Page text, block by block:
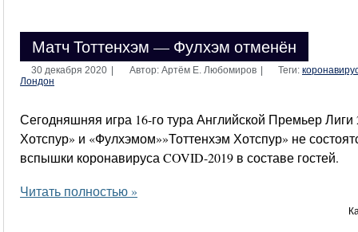
Матч Тоттенхэм — Фулхэм отменён
30 декабря 2020 Автор: Артём Е. Любомиров Теги:
Лондон
Сегодняшняя игра 16-го тура Английской Премьер Лиги
Хотспур» и «Фулхэмом»»Тоттенхэм Хотспур» не
вспышки коронавируса COVID-2019 в составе гостей.
Читать полностью »